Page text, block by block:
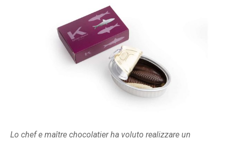
Lo chef e maître chocolatier ha voluto realizzare un